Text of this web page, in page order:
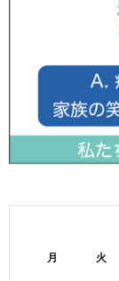
月 火